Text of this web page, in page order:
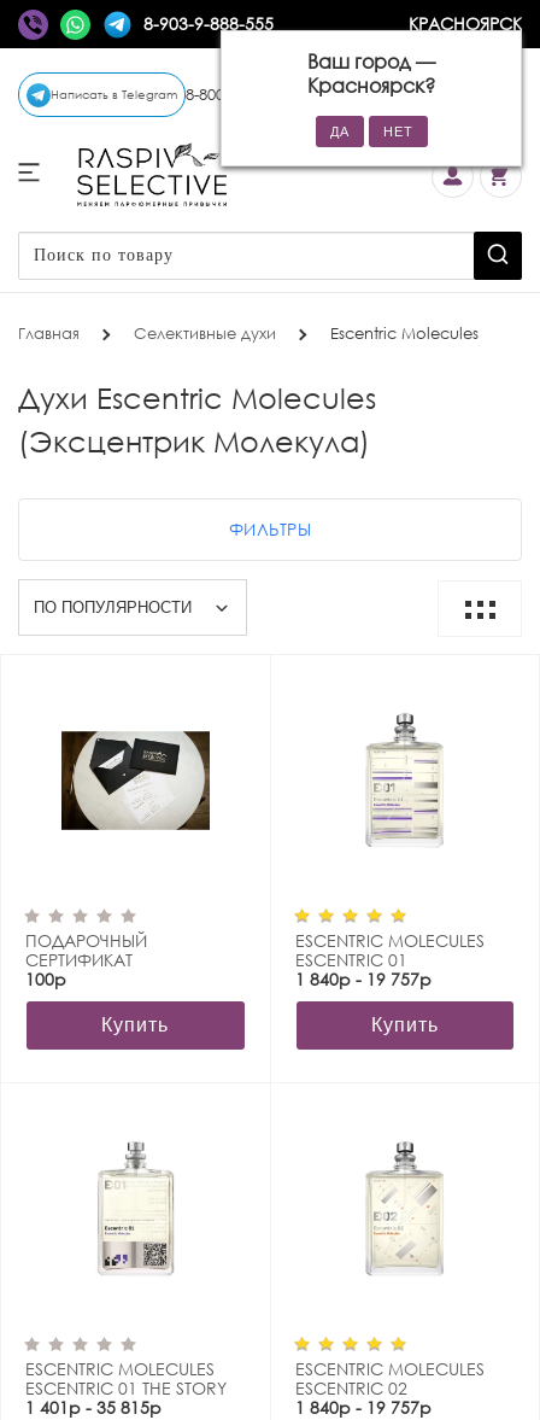
8-903-9-888-555 КРАСНОЯРСК
Ваш город —
Красноярск?
Написать в Telegram 8-800-770-72-34 (бесплатно)
Главная Селективные духи Escentric Molecules
Духи Escentric Molecules
(Эксцентрик Молекула)
ФИЛЬТРЫ
ПОДАРОЧНЫЙ
СЕРТИФИКАТ
100р
Купить
ESCENTRIC MOLECULES
ESCENTRIC 01
1 840р - 19 757р
Купить
ESCENTRIC MOLECULES
ESCENTRIC 01 THE STORY
EDITION
1 401р - 35 815р
ESCENTRIC MOLECULES
ESCENTRIC 02
1 840р - 19 757р